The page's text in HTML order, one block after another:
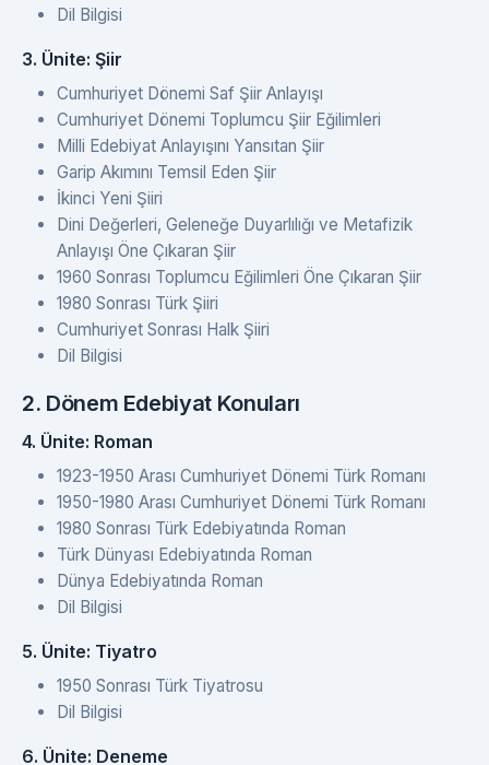
Dil Bilgisi
3. Ünite: Şiir
Cumhuriyet Dönemi Saf Şiir Anlayışı
Cumhuriyet Dönemi Toplumcu Şiir Eğilimleri
Milli Edebiyat Anlayışını Yansıtan Şiir
Garip Akımını Temsil Eden Şiir
İkinci Yeni Şiiri
Dini Değerleri, Geleneğe Duyarlılığı ve Metafizik
Anlayışı Öne Çıkaran Şiir
1960 Sonrası Toplumcu Eğilimleri Öne Çıkaran Şiir
1980 Sonrası Türk Şiiri
Cumhuriyet Sonrası Halk Şiiri
Dil Bilgisi
2. Dönem Edebiyat Konuları
4. Ünite: Roman
1923-1950 Arası Cumhuriyet Dönemi Türk Romanı
1950-1980 Arası Cumhuriyet Dönemi Türk Romanı
1980 Sonrası Türk Edebiyatında Roman
Türk Dünyası Edebiyatında Roman
Dünya Edebiyatında Roman
Dil Bilgisi
5. Ünite: Tiyatro
1950 Sonrası Türk Tiyatrosu
Dil Bilgisi
6. Ünite: Deneme